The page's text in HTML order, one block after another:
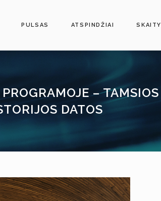
PULSAS ATSPINDŽIAI
–
DATOS